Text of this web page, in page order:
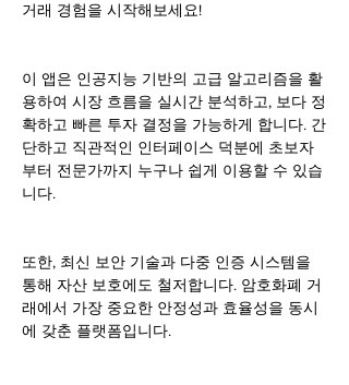
거래 경험을 시작해보세요!
이 앱은 인공지능 기반의 고급 알고리즘을 활
용하여 시장 흐름을 실시간 분석하고, 보다 정
확하고 빠른 투자 결정을 가능하게 합니다. 간
단하고 직관적인 인터페이스 덕분에 초보자
부터 전문가까지 누구나 쉽게 이용할 수 있습
니다.
또한, 최신 보안 기술과 다중 인증 시스템을
통해 자산 보호에도 철저합니다. 암호화폐 거
래에서 가장 중요한 안정성과 효율성을 동시
에 갖춘 플랫폼입니다.